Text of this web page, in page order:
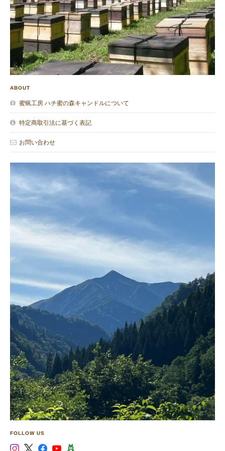
ABOUT
蜜蝋工房 ハチ蜜の森キャンドルについて
特定商取引法に基づく表記
お問い合わせ
FOLLOW US